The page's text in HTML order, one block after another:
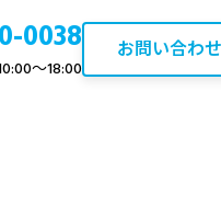
0038
〜18:00
お問い合わせ